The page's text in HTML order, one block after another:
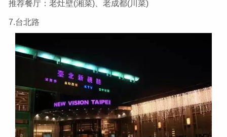
推荐餐厅：老灶壁(湘菜)、老成都(川菜)
7.台北路